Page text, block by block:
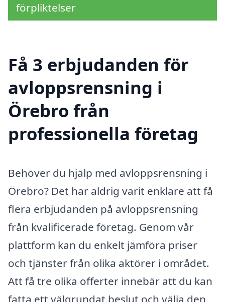
förpliktelser
Få 3 erbjudanden för
avloppsrensning i
Örebro från
professionella företag
Behöver du hjälp med avloppsrensning i
Örebro? Det har aldrig varit enklare att få
flera erbjudanden på avloppsrensning
från kvalificerade företag. Genom vår
plattform kan du enkelt jämföra priser
och tjänster från olika aktörer i området.
Att få tre olika offerter innebär att du kan
fatta ett välgrundat beslut och välja den